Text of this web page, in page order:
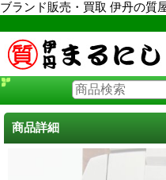
ブランド販売・買取 伊丹の質
商品詳細